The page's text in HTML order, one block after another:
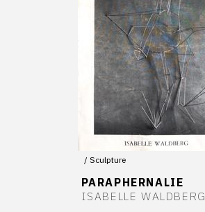
Sculpture
PARAPHERNALIE
ISABELLE WALDBERG